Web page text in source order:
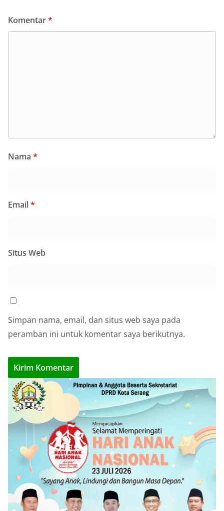
Komentar*
Nama *
Email*
Situs Web
Simpan nama, email, dan situs web saya pada
peramban ini untuk komentar saya berikutnya.